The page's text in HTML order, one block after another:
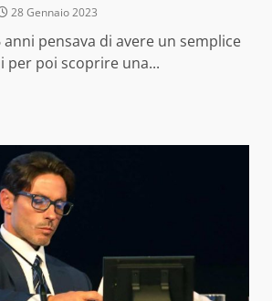
28 Gennaio 2023
anni pensava di avere un semplice
per poi scoprire una...